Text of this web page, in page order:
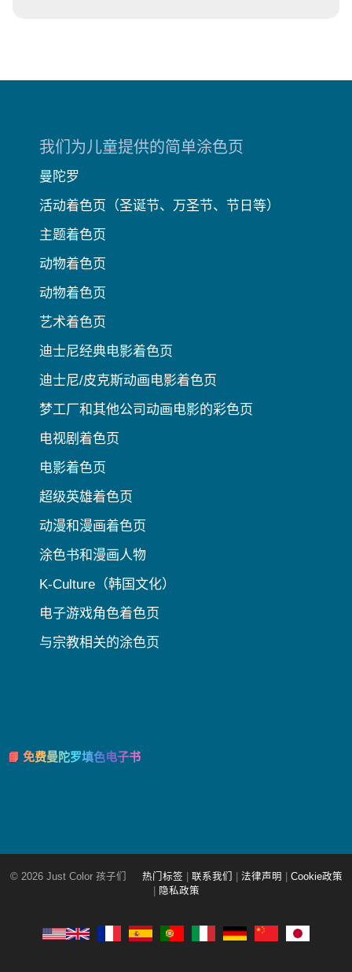
我们为儿童提供的简单涂色页
曼陀罗
活动着色页（圣诞节、万圣节、节日等）
主题着色页
动物着色页
动物着色页
艺术着色页
迪士尼经典电影着色页
迪士尼/皮克斯动画电影着色页
梦工厂和其他公司动画电影的彩色页
电视剧着色页
电影着色页
超级英雄着色页
动漫和漫画着色页
涂色书和漫画人物
K-Culture（韩国文化）
电子游戏角色着色页
与宗教相关的涂色页
📘 免费曼陀罗填色电子书
© 2026 Just Color 孩子们 热门标签 联系我们 法律声明
Cookie政策
隐私政策